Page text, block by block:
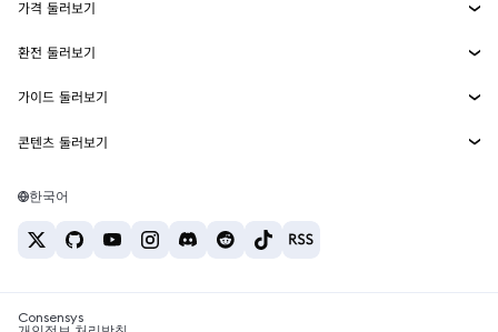
MetaMask Connect
Snaps
웹3 서비스
보안
고객 지원
채용
가격 둘러보기
이더리움 가격
솔라나 가격
테더 가격
환전 둘러보기
ETH를 USD로 환전
USDT를 INR로 환전
BTC를 INR로 환전
ETH를 USDT로 환전
가이드 둘러보기
ETH 매수
USDT 매수
SHIB 매수
콘텐츠 둘러보기
솔라나 지갑
암호화폐 세금 뉴스
한국어
Consensys